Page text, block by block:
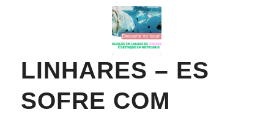
LINHARES – ES
SOFRE COM